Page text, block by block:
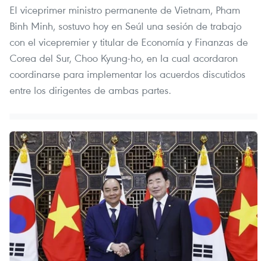
El viceprimer ministro permanente de Vietnam, Pham
Binh Minh, sostuvo hoy en Seúl una sesión de trabajo
con el vicepremier y titular de Economía y Finanzas de
Corea del Sur, Choo Kyung-ho, en la cual acordaron
coordinarse para implementar los acuerdos discutidos
entre los dirigentes de ambas partes.